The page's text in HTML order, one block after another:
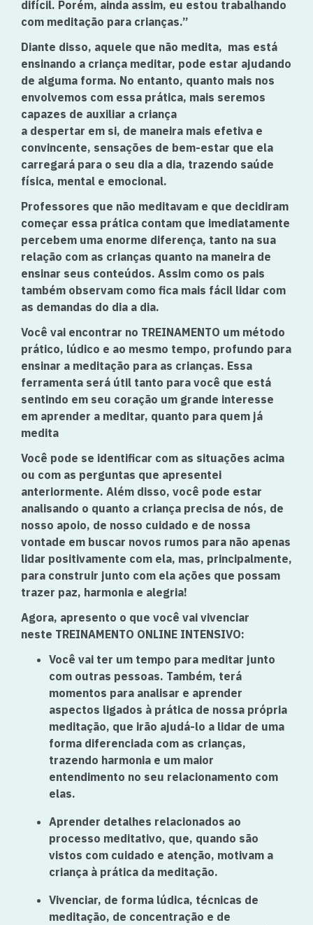
difícil. Porém, ainda assim, eu estou trabalhando
com meditação para crianças.”
Diante disso, aquele que não medita, mas está
ensinando a criança meditar, pode estar ajudando
de alguma forma. No entanto, quanto mais nos
envolvemos com essa prática, mais seremos
capazes de auxiliar a criança
a despertar em si, de maneira mais efetiva e
convincente, sensações de bem-estar que ela
carregará para o seu dia a dia, trazendo saúde
física, mental e emocional.
Professores que não meditavam e que decidiram
começar essa prática contam que imediatamente
percebem uma enorme diferença, tanto na sua
relação com as crianças quanto na maneira de
ensinar seus conteúdos. Assim como os pais
também observam como fica mais fácil lidar com
as demandas do dia a dia.
Você vai encontrar no TREINAMENTO um método
prático, lúdico e ao mesmo tempo, profundo para
ensinar a meditação para as crianças. Essa
ferramenta será útil tanto para você que está
sentindo em seu coração um grande interesse
em aprender a meditar, quanto para quem já
medita
Você pode se identificar com as situações acima
ou com as perguntas que apresentei
anteriormente. Além disso, você pode estar
analisando o quanto a criança precisa de nós, de
nosso apoio, de nosso cuidado e de nossa
vontade em buscar novos rumos para não apenas
lidar positivamente com ela, mas, principalmente,
para construir junto com ela ações que possam
trazer paz, harmonia e alegria!
Agora, apresento o que você vai vivenciar
neste TREINAMENTO ONLINE INTENSIVO:
Você vai ter um tempo para meditar junto
com outras pessoas. Também, terá
momentos para analisar e aprender
aspectos ligados à prática de nossa própria
meditação, que irão ajudá-lo a lidar de uma
forma diferenciada com as crianças,
trazendo harmonia e um maior
entendimento no seu relacionamento com
elas.
Aprender detalhes relacionados ao
processo meditativo, que, quando são
vistos com cuidado e atenção, motivam a
criança à prática da meditação.
Vivenciar, de forma lúdica, técnicas de
meditação, de concentração e de